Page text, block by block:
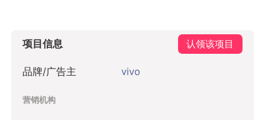
项目信息 认领该项目
品牌/广告主 vivo
营销机构